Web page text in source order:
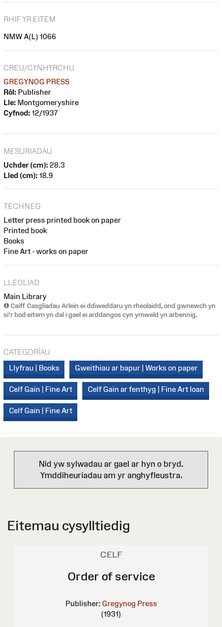
RHIF YR EITEM
NMW A(L) 1066
CREU/CYNHYRCHU
GREGYNOG PRESS
Rôl: Publisher
Lle: Montgomeryshire
Cyfnod: 12/1937
MESURIADAU
Uchder (cm): 28.3
Lled (cm): 18.9
TECHNEG
Letter press printed book on paper
Printed book
Books
Fine Art - works on paper
LLEOLIAD
Main Library
Caiff Casgliadau Arlein ei ddiweddaru yn rheolaidd, ond gwnewch yn
si’r bod eitem yn dal i gael ei arddangos cyn ymweld yn arbennig.
CATEGORÏAU
Llyfrau | Books
Gweithiau ar bapur | Works on paper
Celf Gain | Fine Art Celf Gain ar fenthyg | Fine Art loan
Celf Gain | Fine Art
Nid yw sylwadau ar gael ar hyn o bryd.
Ymddiheuriadau am yr anghyfleustra.
Eitemau cysylltiedig
CELF
Order of service
Publisher: Gregynog Press
(1931)